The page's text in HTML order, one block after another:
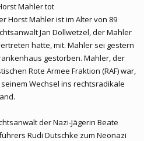
Mahler tot
Horst Mahler ist im Alter von 89
Jan Dollwetzel, der Mahler
hatte, mit. Mahler sei gestern
gestorben. Mahler, der
Rote Armee Fraktion (RAF) war,
Wechsel ins rechtsradikale
der Nazi-Jägerin Beate
Rudi Dutschke zum Neonazi